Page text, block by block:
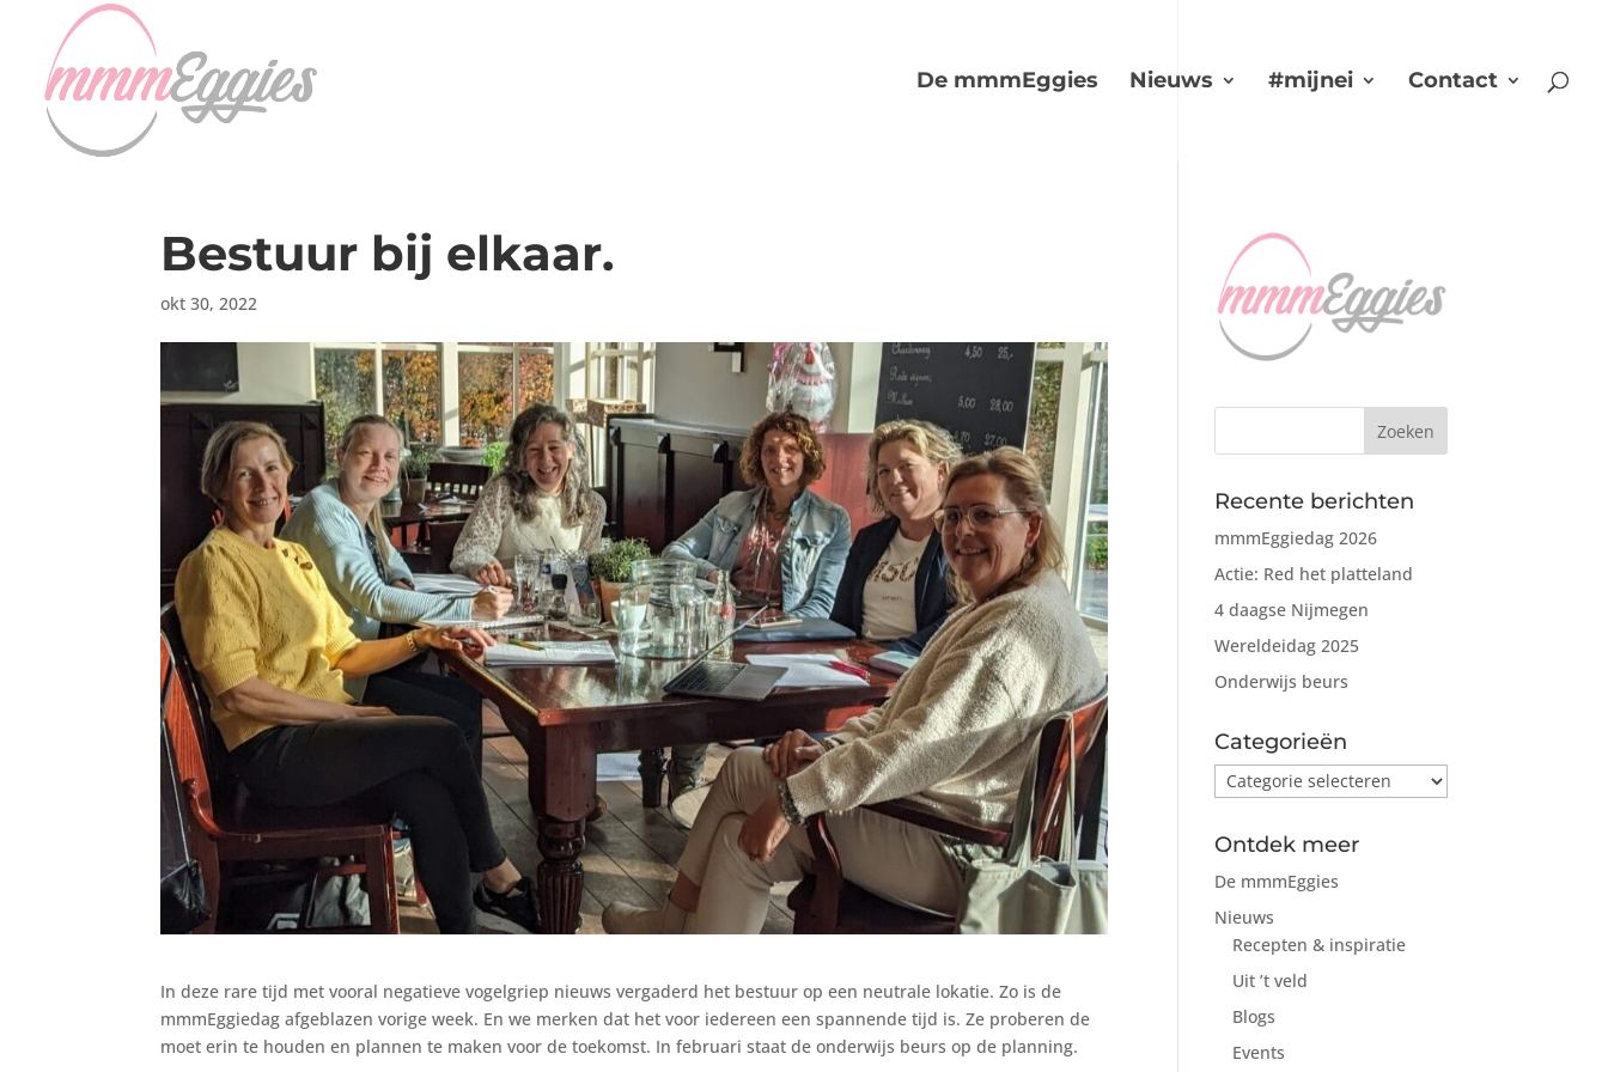
De mmmEggies Nieuws #mijnei Contact
Bestuur bij elkaar.
okt 30, 2022
In deze rare tijd met vooral negatieve vogelgriep nieuws vergaderd het bestuur op een neutrale lokatie. Zo is de
mmmEggiedag afgeblazen vorige week. En we merken dat het voor iedereen een spannende tijd is. Ze proberen de
moet erin te houden en plannen te maken voor de toekomst. In februari staat de onderwijs beurs op de planning.
Recente berichten
mmmEggiedag 2026
Actie: Red het platteland
4 daagse Nijmegen
Wereldeidag 2025
Onderwijs beurs
Categorieën
Categorieën
Ontdek meer
De mmmEggies
Nieuws
Recepten & inspiratie
Uit ’t veld
Blogs
Events